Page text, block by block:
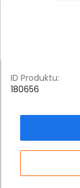
ID Produktu:
180656